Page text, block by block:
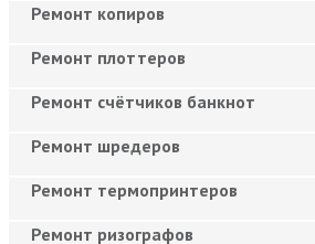
Ремонт копиров
Ремонт плоттеров
Ремонт счётчиков банкнот
Ремонт шредеров
Ремонт термопринтеров
Ремонт ризографов